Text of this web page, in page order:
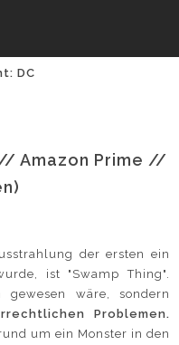
DC
Amazon Prime //
der ersten ein
ist "Swamp Thing".
wäre, sondern
Problemen.
um ein Monster in den